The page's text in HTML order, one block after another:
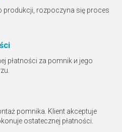
produkcji, rozpoczyna się proces
płatności za pomnik и jego
pomnika. Klient akceptuje
ostatecznej płatności.